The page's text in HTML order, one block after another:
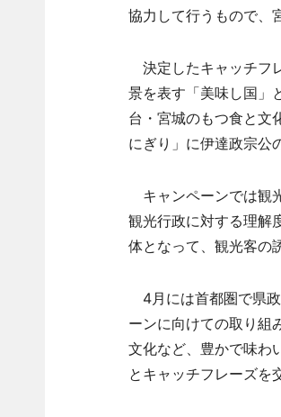
協力して行うもので、
決定したキャッチフ
景を表す「美味し国」
台・宮城のもつ食と文
にぎり」に伊達政宗公
キャンペーンでは観
観光行政に対する理解
体となって、観光客の
4月には首都圏で県
ーンに向けての取り組
文化など、豊かで味わ
とキャッチフレーズを